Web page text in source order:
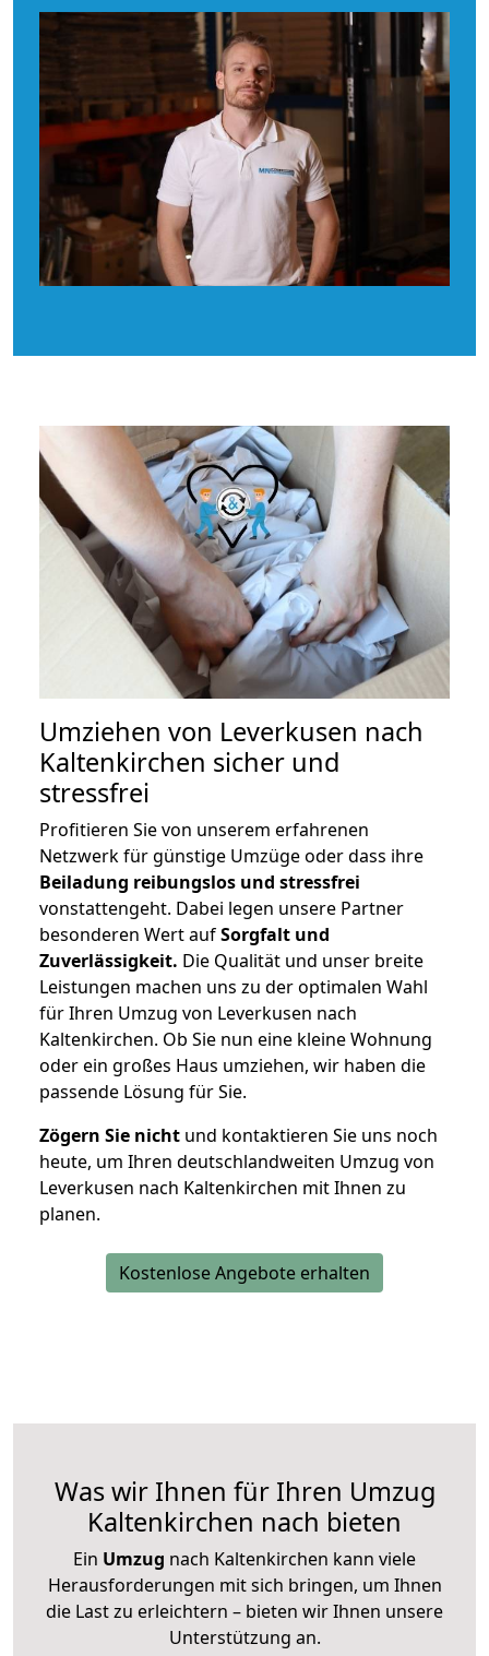
Umziehen von Leverkusen nach
Kaltenkirchen sicher und
stressfrei
Profitieren Sie von unserem erfahrenen
Netzwerk für günstige Umzüge oder dass ihre
Beiladung reibungslos und stressfrei
vonstattengeht. Dabei legen unsere Partner
besonderen Wert aufSorgfalt und
Zuverlässigkeit. Die Qualität und unser breite
Leistungen machen uns zu der optimalen Wahl
für Ihren Umzug von Leverkusen nach
Kaltenkirchen. Ob Sie nun eine kleine Wohnung
oder ein großes Haus umziehen, wir haben die
passende Lösung für Sie.
Zögern Sie nicht und kontaktieren Sie uns noch
heute, um Ihren deutschlandweiten Umzug von
Leverkusen nach Kaltenkirchen mit Ihnen zu
planen.
Kostenlose Angebote erhalten
Was wir Ihnen für Ihren Umzug
Kaltenkirchen nach bieten
Ein Umzug nach Kaltenkirchen kann viele
Herausforderungen mit sich bringen, um Ihnen
die Last zu erleichtern – bieten wir Ihnen unsere
Unterstützung an.